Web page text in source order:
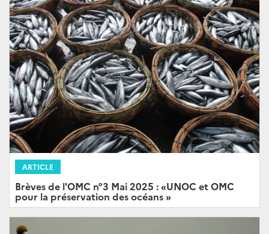
ARTICLE
Brèves de l'OMC n°3 Mai 2025 : «UNOC et OMC
pour la préservation des océans »